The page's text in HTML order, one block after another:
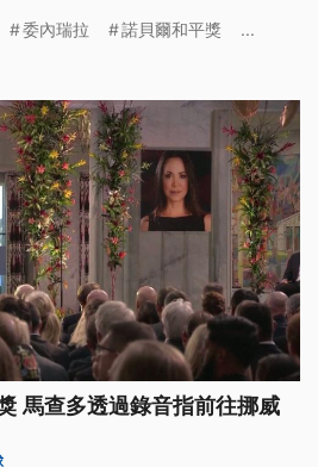
奮地高聲歡呼，全場還齊聲唱
委內瑞拉 諾貝爾和平獎 ...
馬查多透過錄音指前往挪威